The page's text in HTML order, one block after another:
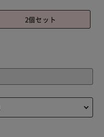
2個セット